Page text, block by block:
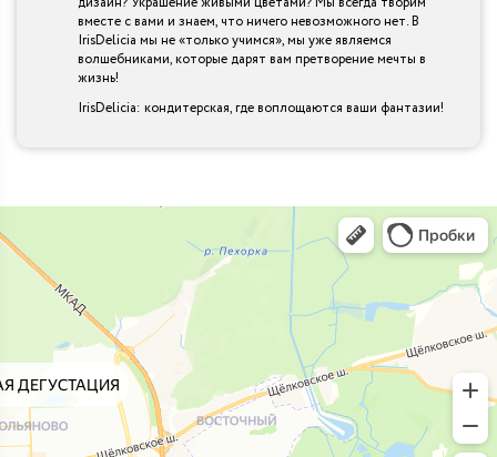
вместе с вами и знаем, что ничего невозможного нет. В
IrisDelicia мы не «только учимся», мы уже являемся
волшебниками, которые дарят вам претворение мечты в
жизнь!
IrisDelicia: кондитерская, где воплощаются ваши фантазии!